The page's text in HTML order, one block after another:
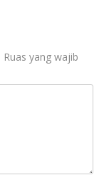
Ruas yang wajib